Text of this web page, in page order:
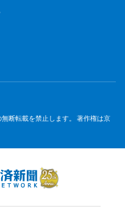
断転載を禁止します。 著作権は京